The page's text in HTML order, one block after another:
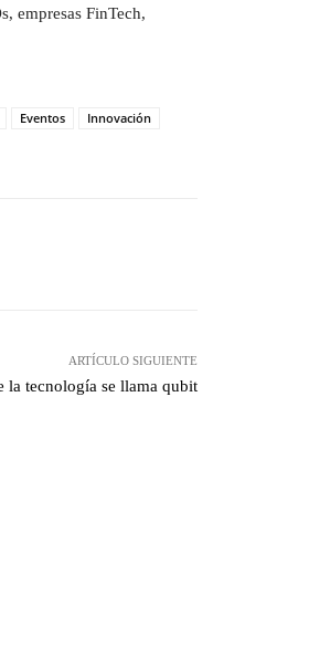
empresas FinTech,
Eventos
Innovación
ARTÍCULO SIGUIENTE
la tecnología se llama qubit